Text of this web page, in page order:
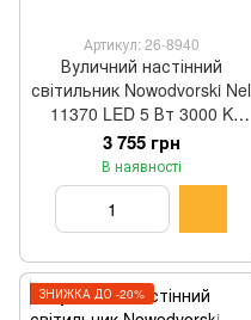
Артикул: 26-8940
Вуличний настінний
світильник Nowodvorski Nel
11370 LED 5 Вт 3000 K
чорний 9,5 × 6 × 10 см
3 755 грн
В наявності
ЗНИЖКА ДО -20%